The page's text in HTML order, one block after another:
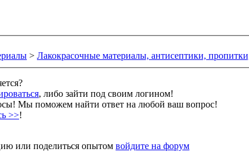
> Лакокрасочные материалы, антисептики,
, либо зайти под своим логином!
Мы поможем найти ответ на любой ваш вопрос!
>>!
или поделиться опытом войдите на форум